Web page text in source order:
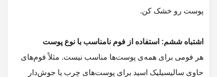
پوست رو خشک کن.
هر فومی برای همه‌ی پوست‌ها مناسب نیست. مثلاً فوم‌های
حاوی سالیسیلیک اسید برای پوست‌های چرب یا جوش‌دار